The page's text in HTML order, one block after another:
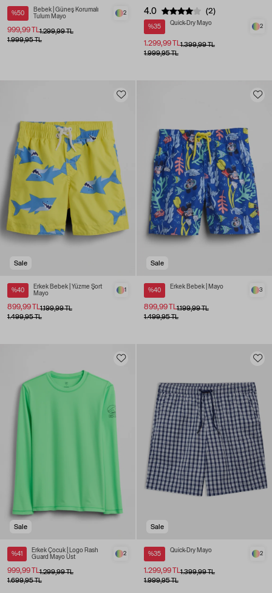
%50
Bebek | Güneş Korumalı
Tulum Mayo
1.299,99 TL
999,99 TL
2
1.999,95 TL
4.0 (2)
%35
Quick-Dry Mayo
1.399,99 TL
1.299,99 TL
2
1.999,95 TL
Sale
%40
Erkek Bebek | Yüzme Şort
Mayo
1.199,99 TL
899,99 TL
1
1.499,95 TL
Sale
%40
Erkek Bebek | Mayo
1.199,99 TL
899,99 TL
3
1.499,95 TL
Sale
%41
Erkek Çocuk | Logo Rash
Guard Mayo Üst
1.299,99 TL
999,99 TL
2
1.699,95 TL
Sale
%35
Quick-Dry Mayo
1.399,99 TL
1.299,99 TL
2
1.999,95 TL